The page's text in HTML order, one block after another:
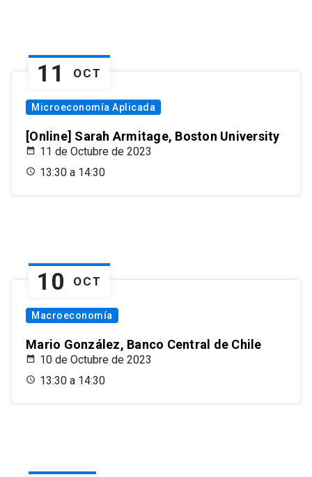
11 OCT
Microeconomía Aplicada
[Online] Sarah Armitage, Boston University
11 de Octubre de 2023
13:30 a 14:30
10 OCT
Macroeconomía
Mario González, Banco Central de Chile
10 de Octubre de 2023
13:30 a 14:30